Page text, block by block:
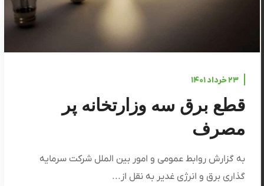
۲۳ خرداد ۱۴۰۱
قطع برق سه وزارتخانه پر
مصرف
به گزارش روابط عمومی و امور بین الملل شرکت سرمایه
گذاری برق و انرژی غدیر به نقل از...